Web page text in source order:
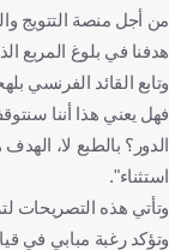
من أجل منصة التتويج
هدفنا في بلوغ المربع
وتابع القائد الفرنسي
فهل يعني هذا أننا
الدور؟ بالطبع لا،
استثناء".
وتأتي هذه التصريحات
وتؤكد رغبة مبابي في